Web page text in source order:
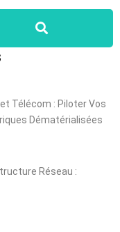
Télécom : Piloter Vos
Dématérialisées
Réseau :